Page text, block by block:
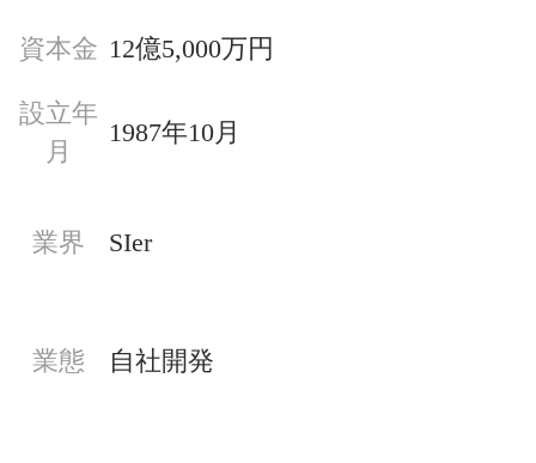
資本金 12億5,000万円
設立年
月
1987年10月
業界 SIer
業態 自社開発